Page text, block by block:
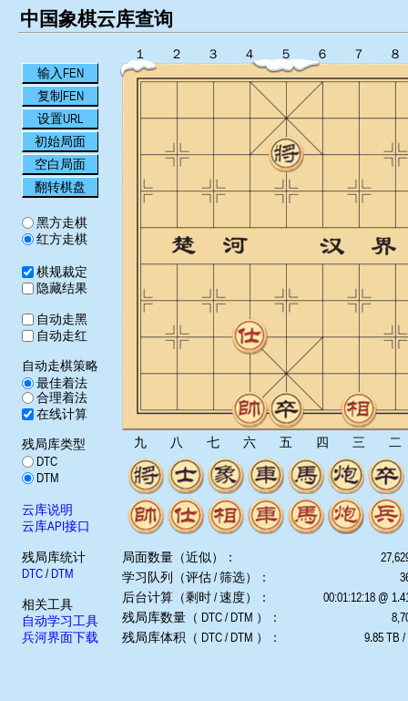
中国象棋云库查询
输入FEN
复制FEN
设置URL
初始局面
空白局面
翻转棋盘
黑方走棋
红方走棋
棋规裁定
隐藏结果
自动走黑
自动走红
自动走棋策略
最佳着法
合理着法
在线计算
残局库类型
DTC
DTM
云库说明
云库API接口
残局库统计
DTC/ DTM
相关工具
自动学习工具
兵河界面下载
１ ２ ３ ４ ５ ６ ７ ８
九 八 七 六 五 四 三 二
局面数量（近似）：
学习队列（评估 / 筛选）：
后台计算（剩时 / 速度）：
00:01:12:18 @
残局库数量（ DTC / DTM ）：
残局库体积（ DTC / DTM ）：
9.85 TB